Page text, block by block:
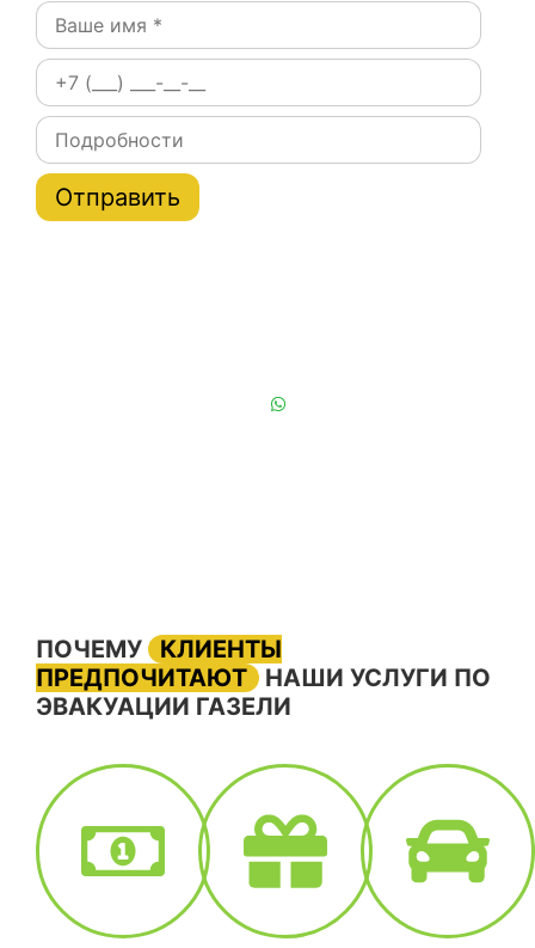
ПОЧЕМУ
КЛИЕНТЫ
ПРЕДПОЧИТАЮТ
НАШИ УСЛУГИ ПО
ЭВАКУАЦИИ ГАЗЕЛИ